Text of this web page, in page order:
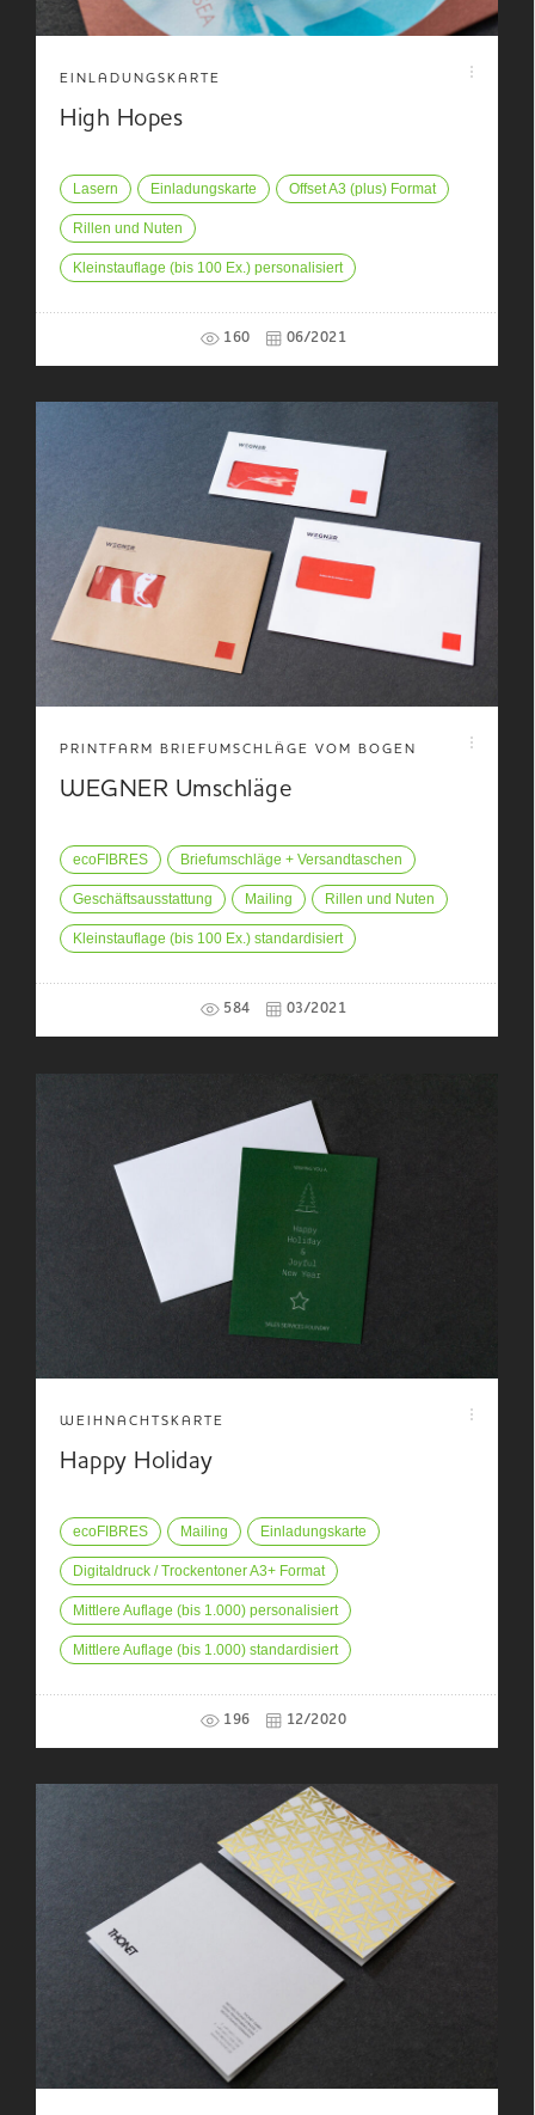
EINLADUNGSKARTE
High Hopes
Lasern Einladungskarte Offset A3 (plus) Format
Rillen und Nuten
Kleinstauflage (bis 100 Ex.) personalisiert
160 06/2021
PRINTFARM BRIEFUMSCHLÄGE VOM BOGEN
WEGNER Umschläge
ecoFIBRES Briefumschläge + Versandtaschen
Geschäftsausstattung Mailing Rillen und Nuten
Kleinstauflage (bis 100 Ex.) standardisiert
584 03/2021
WEIHNACHTSKARTE
Happy Holiday
ecoFIBRES Mailing Einladungskarte
Digitaldruck / Trockentoner A3+ Format
Mittlere Auflage (bis 1.000) personalisiert
Mittlere Auflage (bis 1.000) standardisiert
196 12/2020